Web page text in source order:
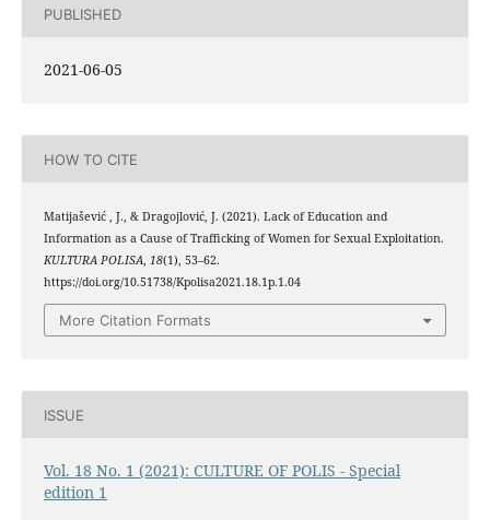
PUBLISHED
2021-06-05
HOW TO CITE
Matijašević , J., & Dragojlović, J. (2021). Lack of Education and
Information as a Cause of Trafficking of Women for Sexual Exploitation.
KULTURA POLISA 18(1), 53–62.
https://doi.org/10.51738/Kpolisa2021.18.1p.1.04
More Citation Formats
ISSUE
Vol. 18 No. 1 (2021): CULTURE OF POLIS - Special
edition 1